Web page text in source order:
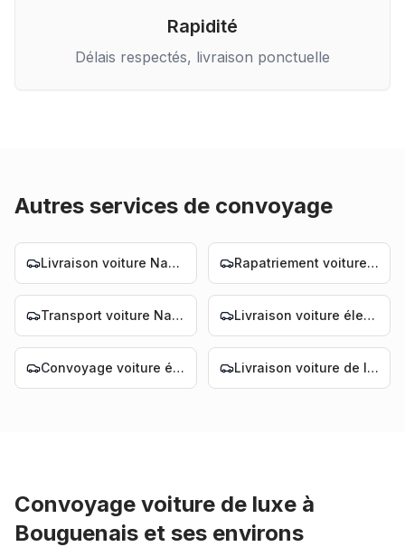
Rapidité
Délais respectés, livraison ponctuelle
Autres services de convoyage
Livraison voiture Nantes Rapatriement voiture Nantes
Transport voiture Nantes Livraison voiture électrique Nantes
Convoyage voiture électrique Nantes Livraison voiture de luxe Nantes
Convoyage voiture de luxe à
Bouguenais et ses environs